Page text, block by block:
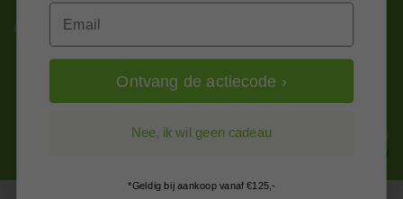
Kitcentrum is trots op:
Alle prijzen zijn in EURO en excl. 21% BTW
wijzig naar incl. BTW
Email
Ontvang de actiecode ›
Nee, ik wil geen cadeau
*Geldig bij aankoop vanaf €125,-